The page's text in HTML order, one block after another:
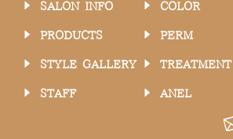
SALON INFO
PRODUCTS
STYLE GALLERY
STAFF
COLOR
PERM
TREATMENT
ANEL